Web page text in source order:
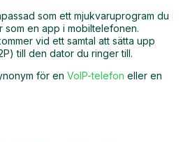
som ett mjukvaruprogram du
som en app i mobiltelefonen.
vid ett samtal att sätta upp
till den dator du ringer till.
för en VoIP-telefon eller en